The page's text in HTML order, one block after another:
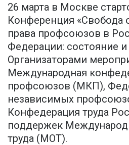
26 марта в Москве
Конференция «Свобода
права профсоюзов в
Федерации: состояние
Организаторами
Международная
профсоюзов (МКП),
независимых
Конфедерация труда
поддержек
труда (МОТ).